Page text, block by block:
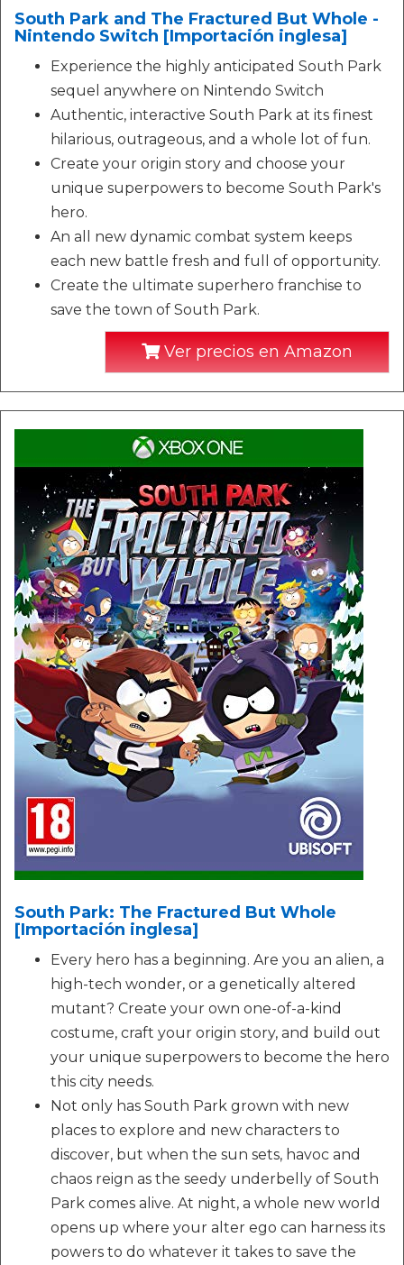
South Park and The Fractured But Whole -
Nintendo Switch [Importación inglesa]
Experience the highly anticipated South Park
sequel anywhere on Nintendo Switch
Authentic, interactive South Park at its finest
hilarious, outrageous, and a whole lot of fun.
Create your origin story and choose your
unique superpowers to become South Park's
hero.
An all new dynamic combat system keeps
each new battle fresh and full of opportunity.
Create the ultimate superhero franchise to
save the town of South Park.
Ver precios en Amazon
South Park: The Fractured But Whole
[Importación inglesa]
Every hero has a beginning. Are you an alien, a
high-tech wonder, or a genetically altered
mutant? Create your own one-of-a-kind
costume, craft your origin story, and build out
your unique superpowers to become the hero
this city needs.
Not only has South Park grown with new
places to explore and new characters to
discover, but when the sun sets, havoc and
chaos reign as the seedy underbelly of South
Park comes alive. At night, a whole new world
opens up where your alter ego can harness its
powers to do whatever it takes to save the